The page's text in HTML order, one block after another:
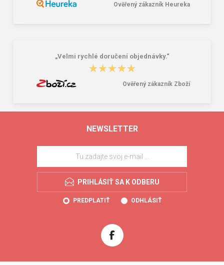
Ověřený zákazník Heureka
„Velmi rychlé doručení objednávky.“
★★★★★
★★★★★
Ověřený zákazník Zboží
NEWSLETTER
PRIHLÁSIŤ SA K ODBERU
PREDPLATIŤ ODHLÁSIŤ